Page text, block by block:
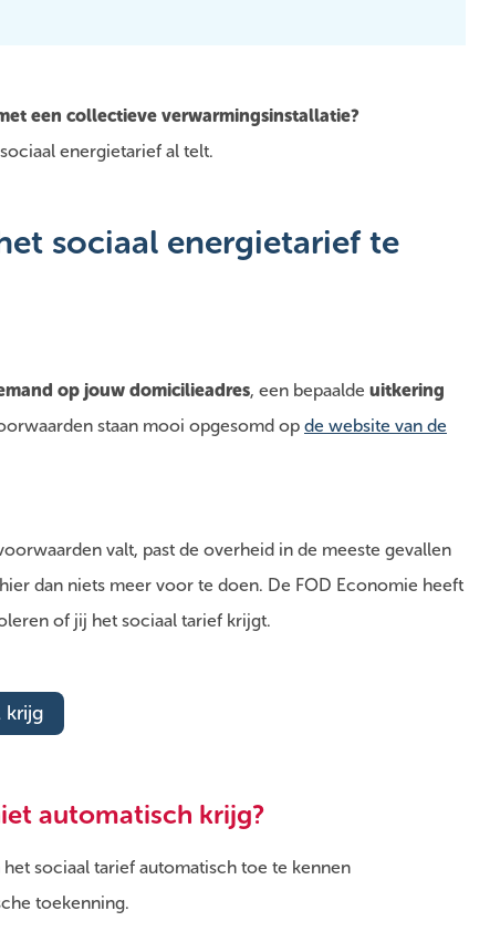
een collectieve verwarmingsinstallatie?
energietarief al telt.
sociaal energietarief te
op jouw domicilieadres, een bepaalde uitkering
staan mooi opgesomd op de website van de
valt, past de overheid in de meeste gevallen
dan niets meer voor te doen. De FOD Economie heeft
of jij het sociaal tarief krijgt.
krijg
automatisch krijg?
sociaal tarief automatisch toe te kennen
toekenning.